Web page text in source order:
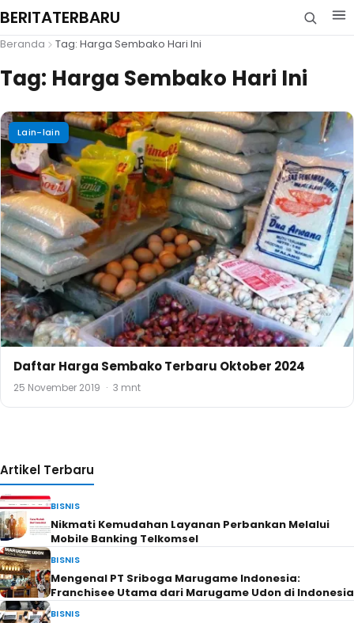
BERITATERBARU
Beranda Tag: Harga Sembako Hari Ini
Tag: Harga Sembako Hari Ini
Lain-lain
Daftar Harga Sembako Terbaru Oktober 2024
25 November 2019 · 3 mnt
Artikel Terbaru
BISNIS
Nikmati Kemudahan Layanan Perbankan Melalui
Mobile Banking Telkomsel
BISNIS
Mengenal PT Sriboga Marugame Indonesia:
Franchisee Utama dari Marugame Udon di Indonesia
BISNIS